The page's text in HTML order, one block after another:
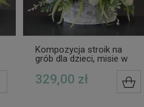
POWIADOM O
DOSTĘPNOŚCI
Kompozycja stroik na
grób dla dzieci, misie w
329,00 zł